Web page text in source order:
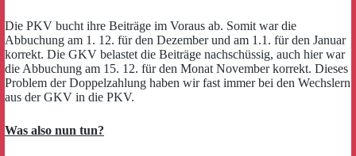
Die PKV bucht ihre Beiträge im Voraus ab. Somit war die
Abbuchung am 1. 12. für den Dezember und am 1.1. für den Januar
korrekt. Die GKV belastet die Beiträge nachschüssig, auch hier war
die Abbuchung am 15. 12. für den Monat November korrekt. Dieses
Problem der Doppelzahlung haben wir fast immer bei den Wechslern
aus der GKV in die PKV.
Was also nun tun?